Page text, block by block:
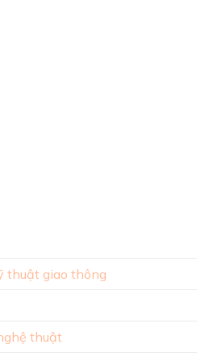
thuật giao thông
thuật